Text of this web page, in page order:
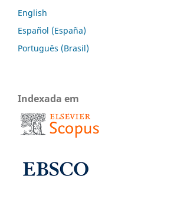
English
Español (España)
Português (Brasil)
Indexada em